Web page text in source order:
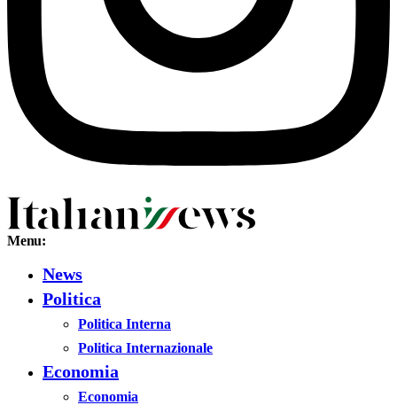
Menu:
News
Politica
Politica Interna
Politica Internazionale
Economia
Economia